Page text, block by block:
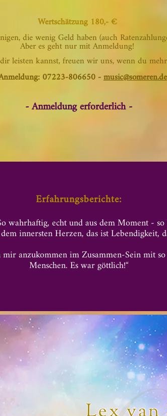
​Wertschätzung180,- €
die wenig Geld haben (auch
Aber es geht nur mit Anmeldung!
leisten kannst, freuen wir uns, wenn du
07223-806650 -music@someren.de
- Anmeldung erforderlich -
Erfahrungsberichte:
wahrhaftig, echt und aus dem Moment -
innersten Herzen, das ist Lebendigkeit,
anzukommen im Zusammen-Sein mit
Menschen. Es war göttlich!“